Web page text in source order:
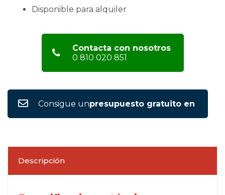
Disponible para alquiler
Contacta con nosotros
0 810 020 851
Consigue unpresupuesto gratuito en
Descripción